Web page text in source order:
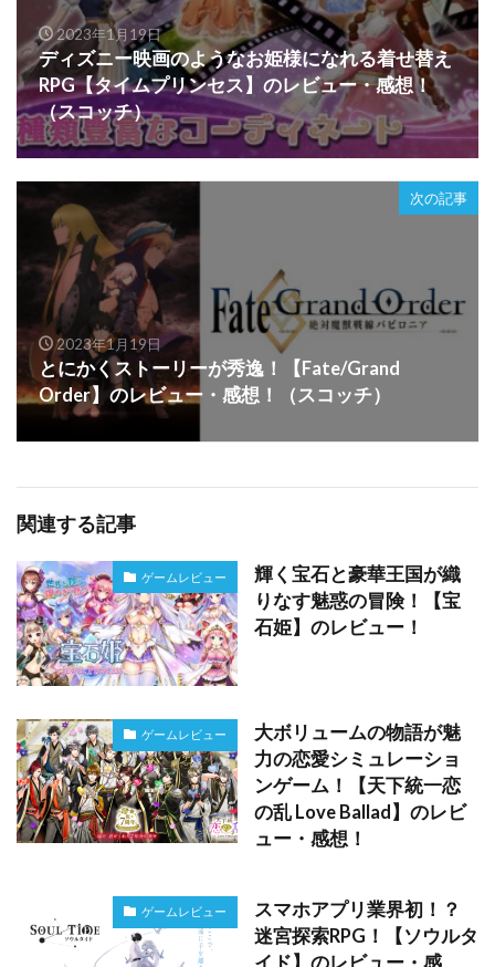
2023年1月19日
ディズニー映画のようなお姫様になれる着せ替え
RPG【タイムプリンセス】のレビュー・感想！
（スコッチ）
次の記事
2023年1月19日
とにかくストーリーが秀逸！【Fate/Grand
Order】のレビュー・感想！（スコッチ）
関連する記事
ゲームレビュー
輝く宝石と豪華王国が織
りなす魅惑の冒険！【宝
石姫】のレビュー！
ゲームレビュー
大ボリュームの物語が魅
力の恋愛シミュレーショ
ンゲーム！【天下統一恋
の乱 Love Ballad】のレビ
ュー・感想！
ゲームレビュー
スマホアプリ業界初！？
迷宮探索RPG！【ソウルタ
イド】のレビュー・感